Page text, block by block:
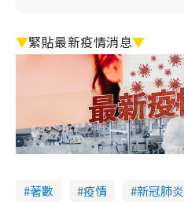
▼緊貼最新疫情消息▼
著數 疫情 新冠肺炎